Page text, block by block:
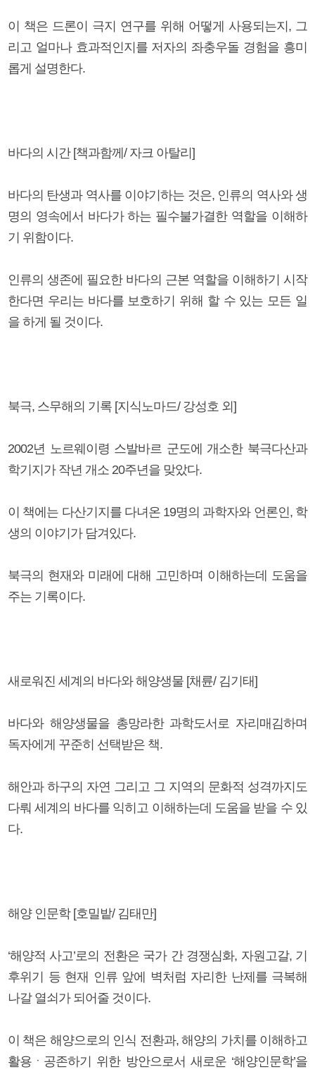
이 책은 드론이 극지 연구를 위해 어떻게 사용되는지, 그
리고 얼마나 효과적인지를 저자의 좌충우돌 경험을 흥미
롭게 설명한다.
바다의 시간 [책과함께/ 자크 아탈리]
바다의 탄생과 역사를 이야기하는 것은, 인류의 역사와 생
명의 영속에서 바다가 하는 필수불가결한 역할을 이해하
기 위함이다.
인류의 생존에 필요한 바다의 근본 역할을 이해하기 시작
한다면 우리는 바다를 보호하기 위해 할 수 있는 모든 일
을 하게 될 것이다.
북극, 스무해의 기록 [지식노마드/ 강성호 외]
2002년 노르웨이령 스발바르 군도에 개소한 북극다산과
학기지가 작년 개소 20주년을 맞았다.
이 책에는 다산기지를 다녀온 19명의 과학자와 언론인, 학
생의 이야기가 담겨있다.
북극의 현재와 미래에 대해 고민하며 이해하는데 도움을
주는 기록이다.
새로워진 세계의 바다와 해양생물 [채륜/ 김기태]
바다와 해양생물을 총망라한 과학도서로 자리매김하며
독자에게 꾸준히 선택받은 책.
해안과 하구의 자연 그리고 그 지역의 문화적 성격까지도
다뤄 세계의 바다를 익히고 이해하는데 도움을 받을 수 있
다.
해양 인문학 [호밀밭/ 김태만]
‘해양적 사고’로의 전환은 국가 간 경쟁심화, 자원고갈, 기
후위기 등 현재 인류 앞에 벽처럼 자리한 난제를 극복해
나갈 열쇠가 되어줄 것이다.
이 책은 해양으로의 인식 전환과, 해양의 가치를 이해하고
활용ㆍ공존하기 위한 방안으로서 새로운 ‘해양인문학’을